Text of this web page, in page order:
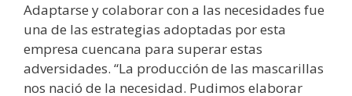
Adaptarse y colaborar con a las necesidades fue
una de las estrategias adoptadas por esta
empresa cuencana para superar estas
adversidades. “La producción de las mascarillas
nos nació de la necesidad. Pudimos elaborar